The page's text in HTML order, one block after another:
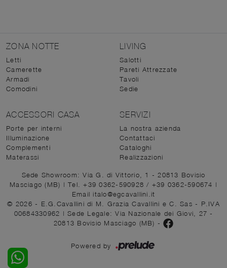
ZONA NOTTE
Letti
Camerette
Armadi
Comodini
LIVING
Salotti
Pareti Attrezzate
Tavoli
Sedie
ACCESSORI CASA
Porte per interni
Illuminazione
Complementi
Materassi
SERVIZI
La nostra azienda
Contattaci
Cataloghi
Realizzazioni
Sede Showroom: Via G. di Vittorio, 1 - 20813 Bovisio
Masciago (MB) | Tel. +39 0362-590928/ +39 0362-590674 |
Email italo@egcavallini.it
© 2026 - E.G.Cavallini di M. Grazia Cavallini e C. Sas - P.IVA
00684330962 | Sede Legale: Via Nazionale dei Giovi, 27 -
20813 Bovisio Masciago (MB) -
Powered by